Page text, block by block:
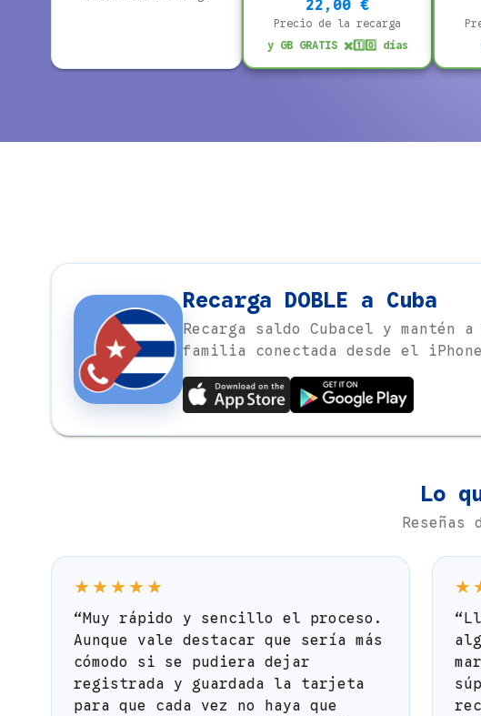
22,00 €
Precio de la recarga
y GB GRATIS ✖️1️⃣0️⃣ días
Recarga DOBLE a Cuba
Recarga saldo Cubacel y mantén
familia conectada desde el
Lo
Reseñas
★★★★★
“Muy rápido y sencillo el proceso.
Aunque vale destacar que sería más
cómodo si se pudiera dejar
registrada y guardada la tarjeta
para que cada vez no haya que